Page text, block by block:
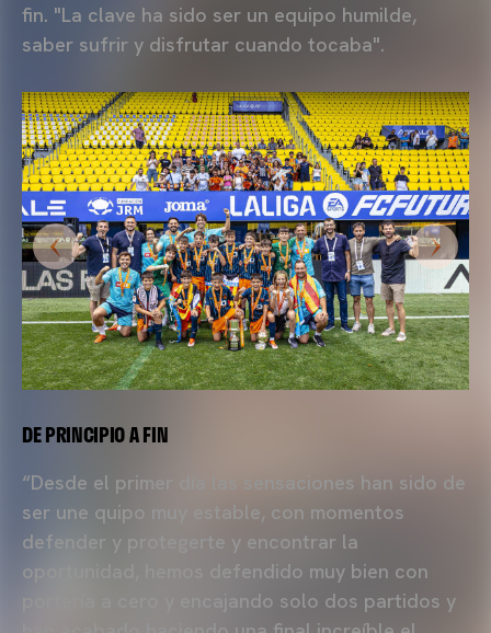
fin. "La clave ha sido ser un equipo humilde,
saber sufrir y disfrutar cuando tocaba".
DE PRINCIPIO A FIN
“Desde el primer día las sensaciones han sido de
ser une quipo muy estable, con momentos
defender y protegerte y encontrar la
oportunidad, hemos defendido muy bien con
portería a cero y encajando solo dos partidos y